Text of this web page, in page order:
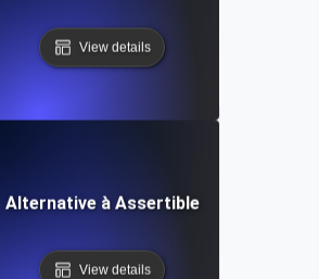
View details
Alternative à Assertible
View details